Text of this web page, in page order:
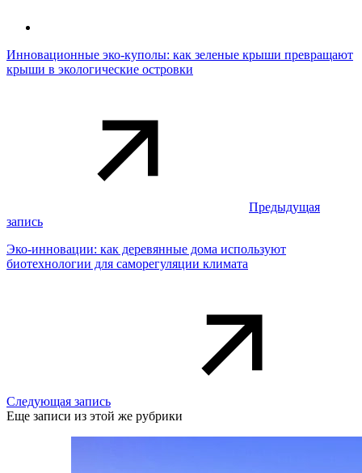
Инновационные эко-куполы: как зеленые крыши превращают
крыши в экологические островки
Предыдущая
запись
Эко-инновации: как деревянные дома используют
биотехнологии для саморегуляции климата
Следующая запись
Еще записи из этой же рубрики